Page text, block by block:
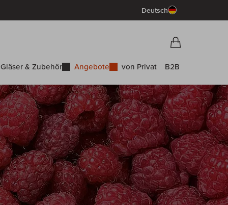
Deutsch
Gläser & Zubehör Angebote von Privat B2B